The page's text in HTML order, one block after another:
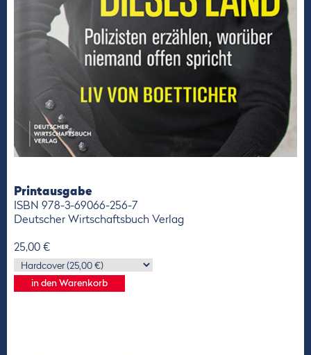
Printausgabe
ISBN 978-3-69066-256-7
Deutscher Wirtschaftsbuch Verlag
25,00 €